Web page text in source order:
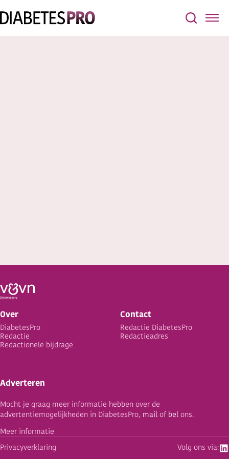
Over
DiabetesPro
Redactie
Redactionele bijdrage
Adverteren
Mocht je graag meer informatie hebben over de
advertentiemogelijkheden in DiabetesPro, mail of bel ons.
Meer informatie
Contact
Redactie DiabetesPro
Redactieadres
Privacyverklaring Volg ons via: